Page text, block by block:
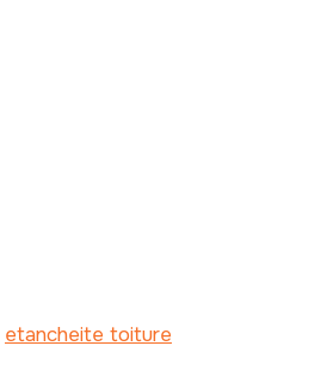
etancheite toiture